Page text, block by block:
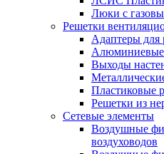
Люки с
Решетки
Адаптеры для
Алюминиевые
Выходы
Пластиковые
Решетки из
Сетевые элементы
Воздушные
воздуховодов